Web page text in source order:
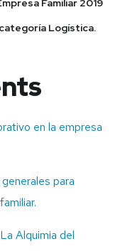
Logística.
en la empresa
para
Alquimia del